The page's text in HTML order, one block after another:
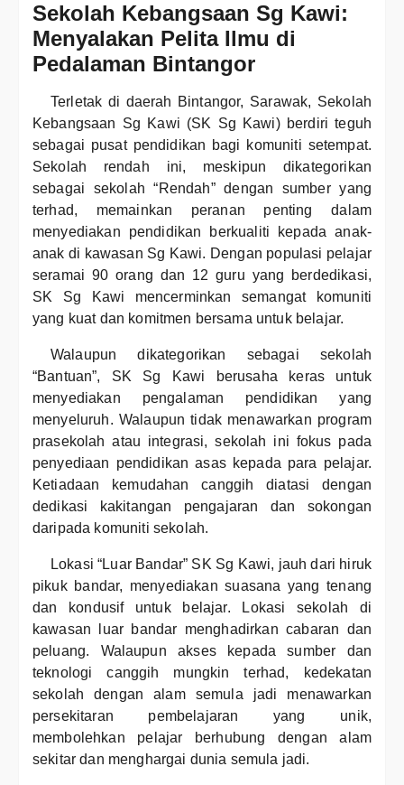
Sekolah Kebangsaan Sg Kawi:
Menyalakan Pelita Ilmu di
Pedalaman Bintangor
Terletak di daerah Bintangor, Sarawak, Sekolah
Kebangsaan Sg Kawi (SK Sg Kawi) berdiri teguh
sebagai pusat pendidikan bagi komuniti setempat.
Sekolah rendah ini, meskipun dikategorikan
sebagai sekolah “Rendah” dengan sumber yang
terhad, memainkan peranan penting dalam
menyediakan pendidikan berkualiti kepada anak-
anak di kawasan Sg Kawi. Dengan populasi pelajar
seramai 90 orang dan 12 guru yang berdedikasi,
SK Sg Kawi mencerminkan semangat komuniti
yang kuat dan komitmen bersama untuk belajar.
Walaupun dikategorikan sebagai sekolah
“Bantuan”, SK Sg Kawi berusaha keras untuk
menyediakan pengalaman pendidikan yang
menyeluruh. Walaupun tidak menawarkan program
prasekolah atau integrasi, sekolah ini fokus pada
penyediaan pendidikan asas kepada para pelajar.
Ketiadaan kemudahan canggih diatasi dengan
dedikasi kakitangan pengajaran dan sokongan
daripada komuniti sekolah.
Lokasi “Luar Bandar” SK Sg Kawi, jauh dari hiruk
pikuk bandar, menyediakan suasana yang tenang
dan kondusif untuk belajar. Lokasi sekolah di
kawasan luar bandar menghadirkan cabaran dan
peluang. Walaupun akses kepada sumber dan
teknologi canggih mungkin terhad, kedekatan
sekolah dengan alam semula jadi menawarkan
persekitaran pembelajaran yang unik,
membolehkan pelajar berhubung dengan alam
sekitar dan menghargai dunia semula jadi.